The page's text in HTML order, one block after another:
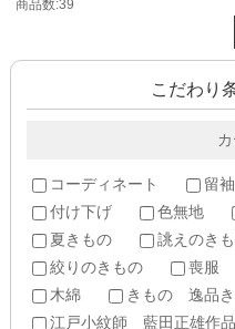
商品数:39
こだわり
コーディネート 留袖
付け下げ
色無地
夏きもの
誂えのき
絞りのきもの
喪服
木綿
きもの 逸品
江戸小紋師 藍田正雄作品